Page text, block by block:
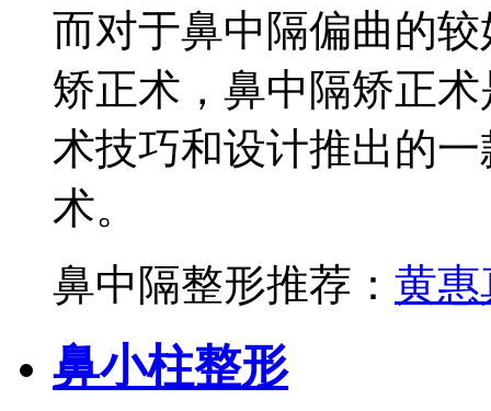
而对于鼻中隔偏曲的
矫正术，鼻中隔矫正
术技巧和设计推出的
术。
鼻中隔整形推荐： 黄惠
鼻小柱整形